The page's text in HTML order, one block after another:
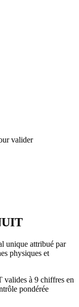
valider
unique attribué par
physiques et
valides à 9 chiffres en
pondérée